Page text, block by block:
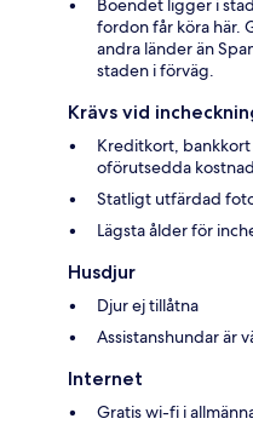
Boendet ligger i
fordon får köra här.
andra länder än
staden i förväg.
Krävs vid
Kreditkort,
oförutsedda
Statligt utfärdad
Lägsta ålder för
Husdjur
Djur ej tillåtna
Assistanshundar är
Internet
Gratis wi-fi i